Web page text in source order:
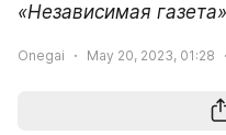
«Независимая
Onegai May 20, 2023, 01:28